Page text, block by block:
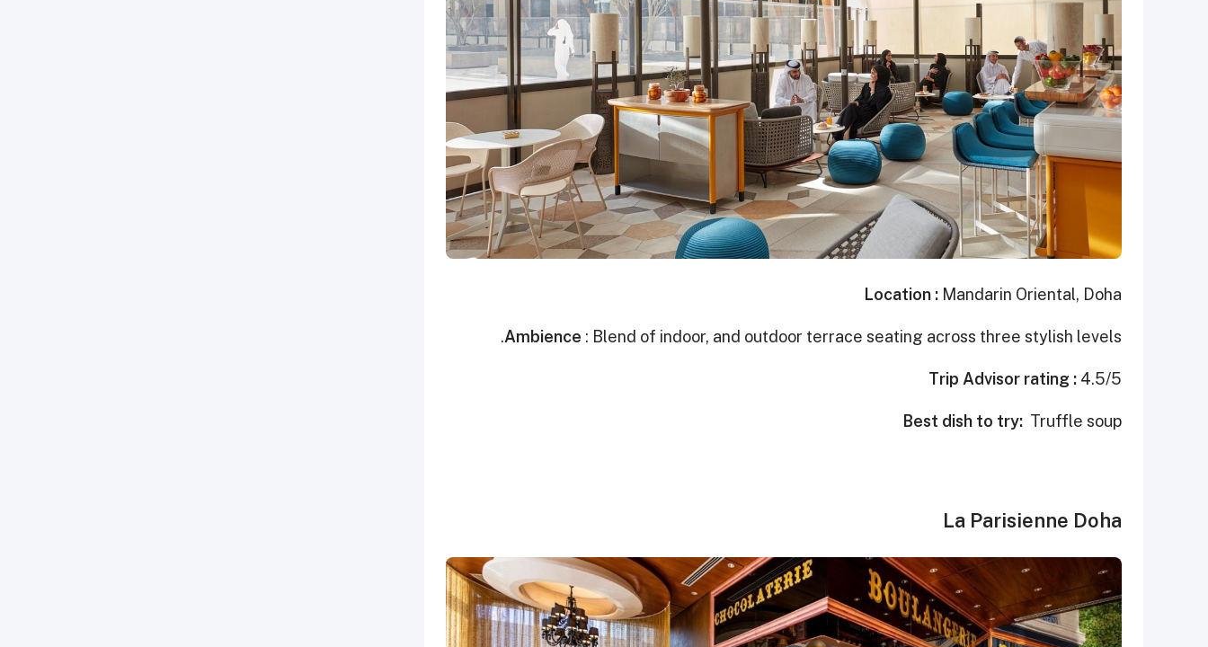
Location : Mandarin Oriental, Doha
Ambience : Blend of indoor, and outdoor terrace seating across three stylish levels.
Trip Advisor rating : 4.5/5
Best dish to try: Truffle soup
La Parisienne Doha